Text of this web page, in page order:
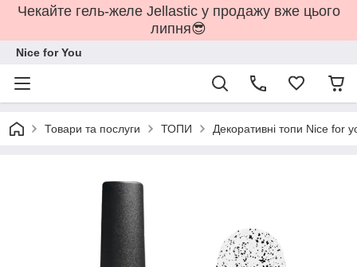
Чекайте гель-желе Jellastic у продажу вже цього
липня😎
Nice for You
Товари та послуги ТОПИ Декоративні топи Nice for